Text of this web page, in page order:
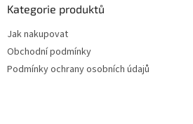
Kategorie produktů
Jak nakupovat
Obchodní podmínky
Podmínky ochrany osobních údajů